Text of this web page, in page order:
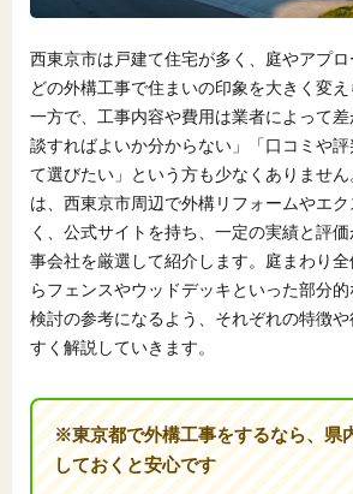
西東京市は戸建て住宅が多く、庭やアプ
どの外構工事で住まいの印象を大きく変え
一方で、工事内容や費用は業者によって
談すればよいか分からない」「口コミや
て選びたい」という方も少なくありませ
は、西東京市周辺で外構リフォームやエ
く、公式サイトを持ち、一定の実績と評
事会社を厳選して紹介します。庭まわり
らフェンスやウッドデッキといった部分的
検討の参考になるよう、それぞれの特徴
すく解説していきます。
※東京都で外構工事をするなら、県
しておくと安心です